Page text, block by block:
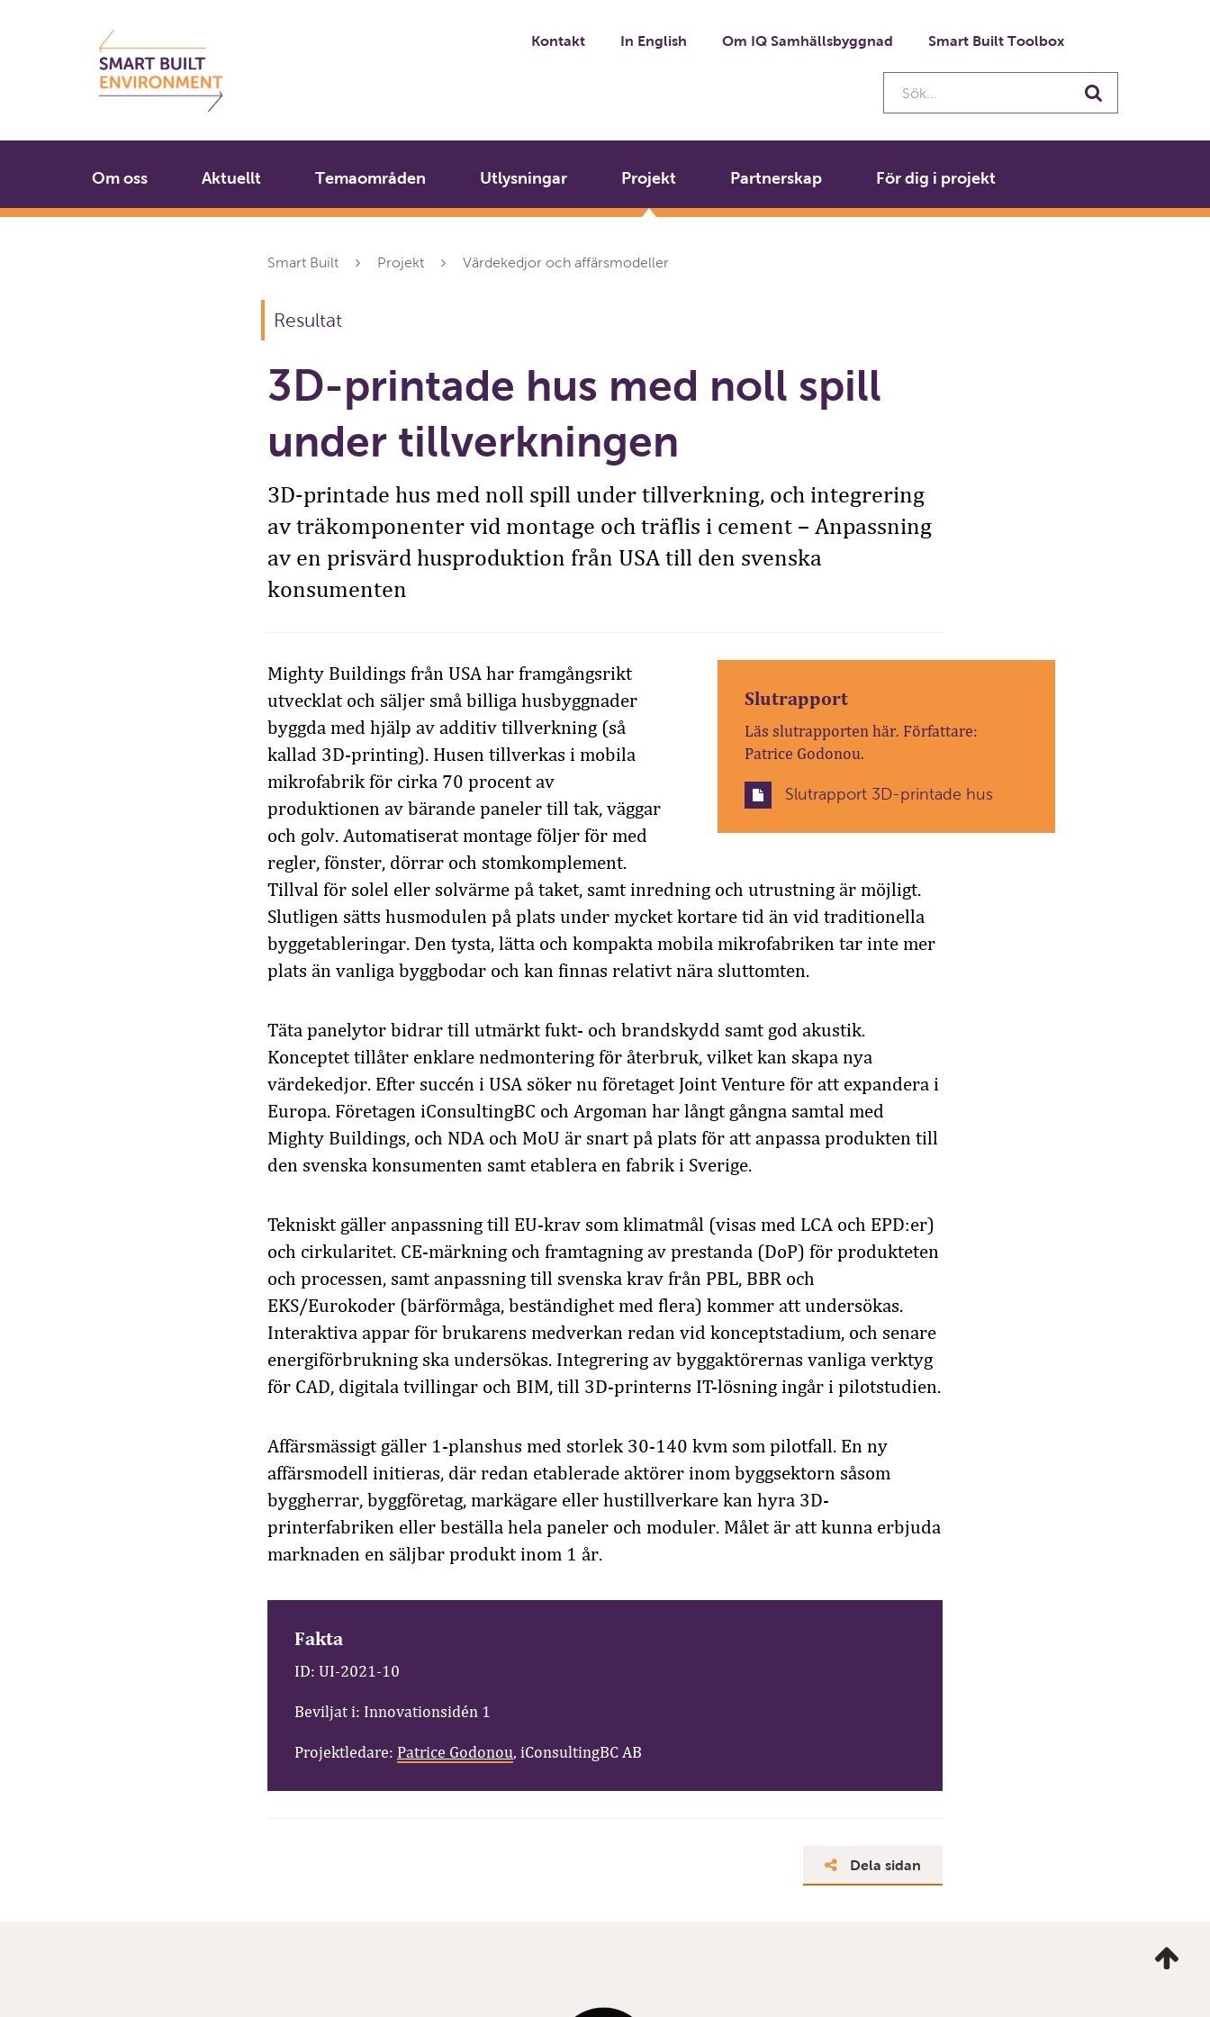
Kontakt In English Om IQ Samhällsbyggnad Smart Built Toolbox
Sök
Om oss Aktuellt Temaområden Utlysningar Projekt Partnerskap För dig i projekt
Smart Built Projekt Värdekedjor och affärsmodeller
Resultat
3D-printade hus med noll spill
under tillverkningen
3D-printade hus med noll spill under tillverkning, och integrering
av träkomponenter vid montage och träflis i cement – Anpassning
av en prisvärd husproduktion från USA till den svenska
konsumenten
Slutrapport
Läs slutrapporten här. Författare:
Patrice Godonou.
Slutrapport 3D-printade hus
Mighty Buildings från USA har framgångsrikt
utvecklat och säljer små billiga husbyggnader
byggda med hjälp av additiv tillverkning (så
kallad 3D-printing). Husen tillverkas i mobila
mikrofabrik för cirka 70 procent av
produktionen av bärande paneler till tak, väggar
och golv. Automatiserat montage följer för med
regler, fönster, dörrar och stomkomplement.
Tillval för solel eller solvärme på taket, samt inredning och utrustning är möjligt.
Slutligen sätts husmodulen på plats under mycket kortare tid än vid traditionella
byggetableringar. Den tysta, lätta och kompakta mobila mikrofabriken tar inte mer
plats än vanliga byggbodar och kan finnas relativt nära sluttomten.
Täta panelytor bidrar till utmärkt fukt- och brandskydd samt god akustik.
Konceptet tillåter enklare nedmontering för återbruk, vilket kan skapa nya
värdekedjor. Efter succén i USA söker nu företaget Joint Venture för att expandera i
Europa. Företagen iConsultingBC och Argoman har långt gångna samtal med
Mighty Buildings, och NDA och MoU är snart på plats för att anpassa produkten till
den svenska konsumenten samt etablera en fabrik i Sverige.
Tekniskt gäller anpassning till EU-krav som klimatmål (visas med LCA och EPD:er)
och cirkularitet. CE-märkning och framtagning av prestanda (DoP) för produkteten
och processen, samt anpassning till svenska krav från PBL, BBR och
EKS/Eurokoder (bärförmåga, beständighet med flera) kommer att undersökas.
Interaktiva appar för brukarens medverkan redan vid konceptstadium, och senare
energiförbrukning ska undersökas. Integrering av byggaktörernas vanliga verktyg
för CAD, digitala tvillingar och BIM, till 3D-printerns IT-lösning ingår i pilotstudien.
Affärsmässigt gäller 1-planshus med storlek 30-140 kvm som pilotfall. En ny
affärsmodell initieras, där redan etablerade aktörer inom byggsektorn såsom
byggherrar, byggföretag, markägare eller hustillverkare kan hyra 3D-
printerfabriken eller beställa hela paneler och moduler. Målet är att kunna erbjuda
marknaden en säljbar produkt inom 1 år.
Fakta
ID: UI-2021-10
Beviljat i: Innovationsidén 1
Projektledare: Patrice Godonou, iConsultingBC AB
Dela sidan
mig